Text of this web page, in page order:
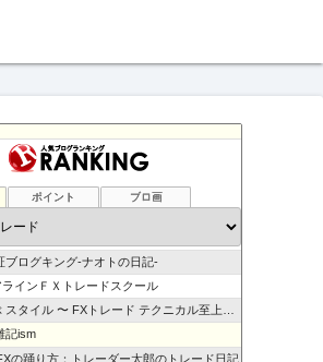
ポイント ブロ画
い！無料「Immortal_EA」究極システムトレード
ル分析
リーマンの副業FX/デイトレーダーの収支報告ブログ
ブログキング-ナオトの日記-
ラインＦＸトレードスクール
タイル 〜 FXトレード テクニカル至上主義！
記ism
の踊り方：トレーダー太郎のトレード日記